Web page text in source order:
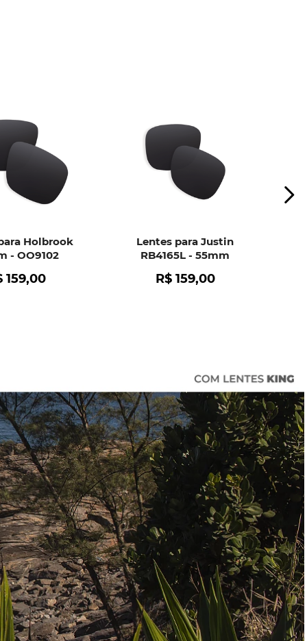
Holbrook
- OO9102
159,00
Lentes para Justin
RB4165L - 55mm
R$ 159,00